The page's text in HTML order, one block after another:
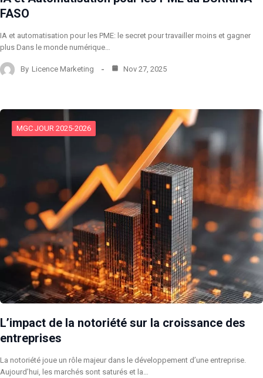
FASO
IA et automatisation pour les PME: le secret pour travailler moins et gagner
plus Dans le monde numérique…
By Licence Marketing Nov 27, 2025
MGC JOUR 2025-2026
L’impact de la notoriété sur la croissance des
entreprises
La notoriété joue un rôle majeur dans le développement d’une entreprise.
Aujourd’hui, les marchés sont saturés et la…